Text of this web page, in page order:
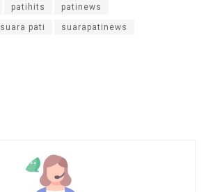
patihits patinews
suara pati suarapatinews